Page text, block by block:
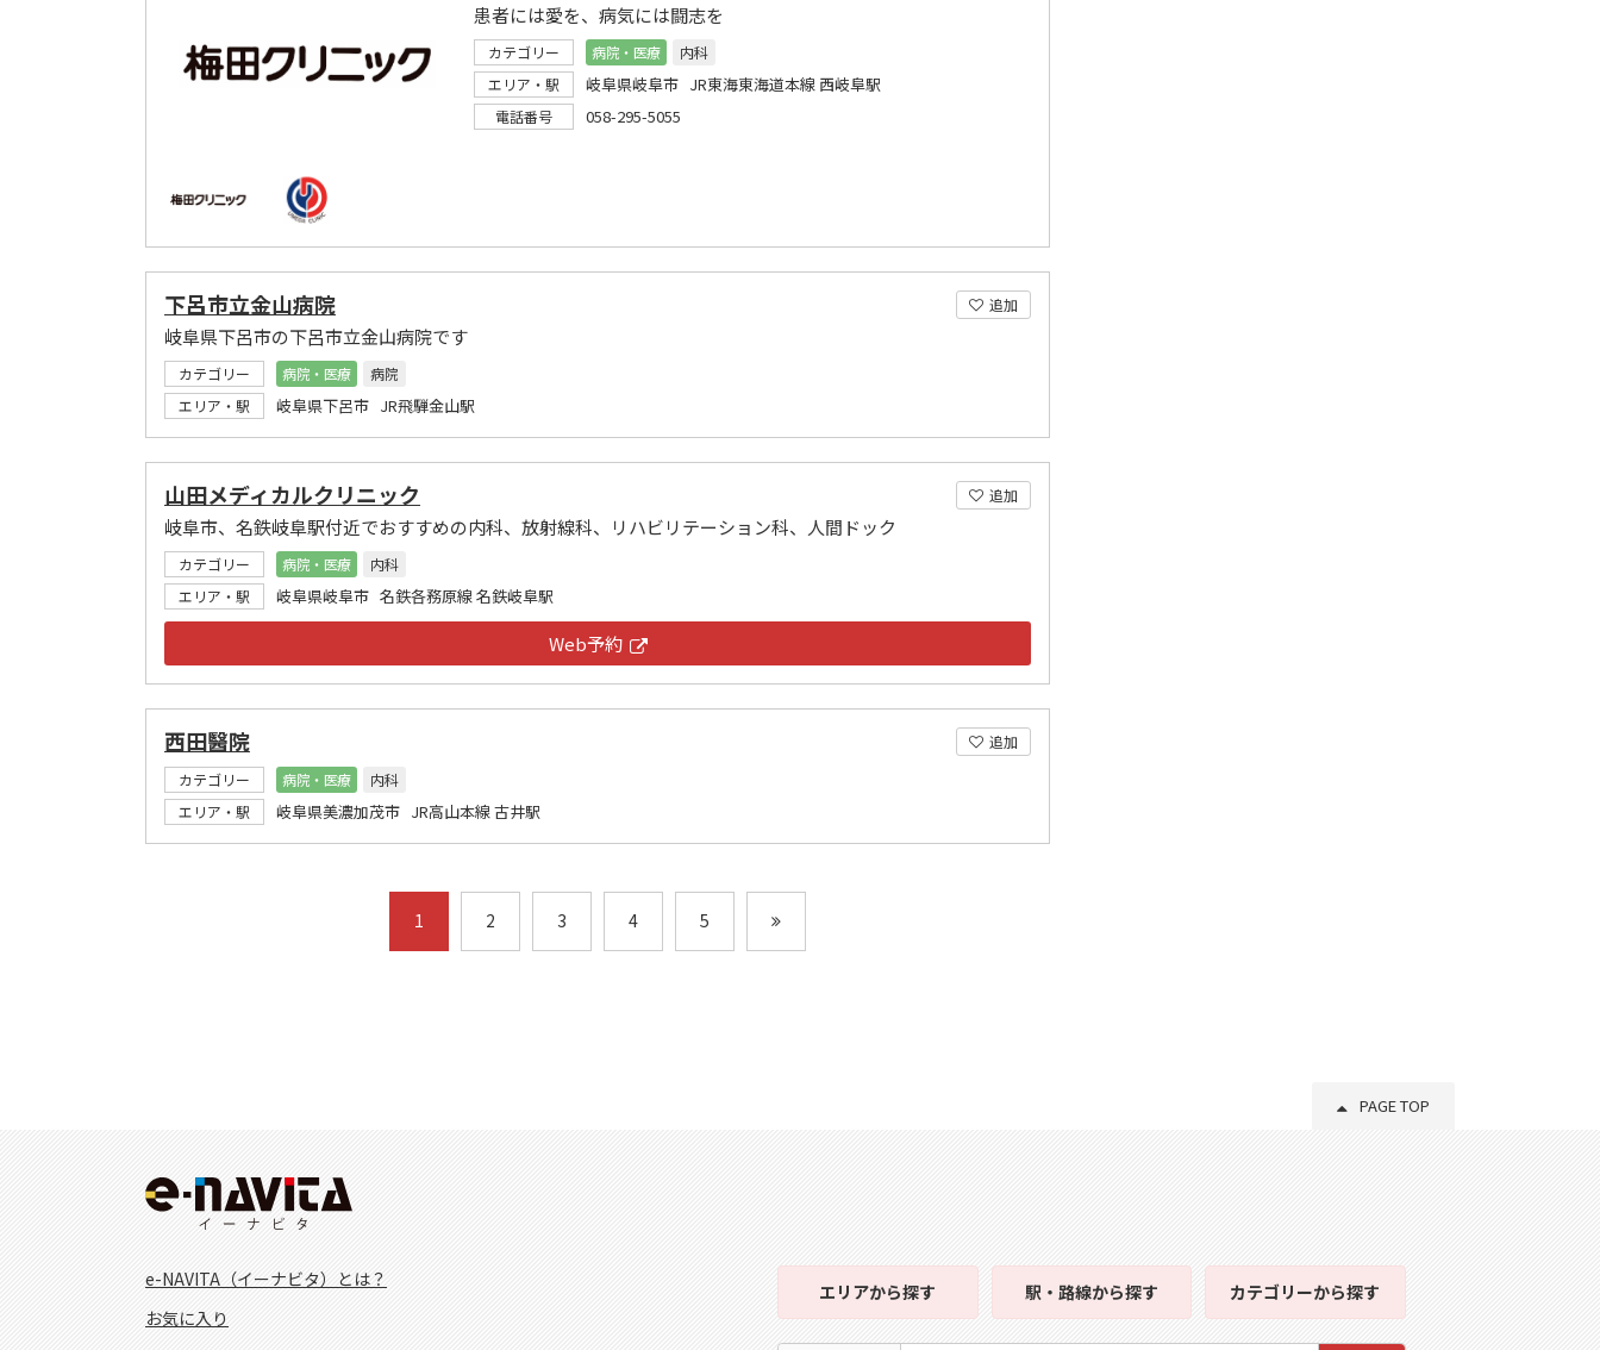
患者には愛を、病気には闘志を
カテゴリー 病院・医療
内科
エリア・駅
岐阜県岐阜市 JR東海東海道本線 西岐阜駅
電話番号 058-295-5055
追加
下呂市立金山病院
岐阜県下呂市の下呂市立金山病院です
カテゴリー 病院・医療
病院
エリア・駅
岐阜県下呂市 JR飛騨金山駅
追加
山田メディカルクリニック
岐阜市、名鉄岐阜駅付近でおすすめの内科、放射線科、リハビリテーション科、人間ドック
カテゴリー 病院・医療
内科
エリア・駅
岐阜県岐阜市 名鉄各務原線 名鉄岐阜駅
Web予約
追加
西田醫院
カテゴリー 病院・医療
内科
エリア・駅
岐阜県美濃加茂市 JR高山本線 古井駅
1 2 3 4 5
PAGE TOP
e-NAVITA（イーナビタ）とは？
お気に入り
エリアから探す 駅・路線から探す カテゴリーから探す